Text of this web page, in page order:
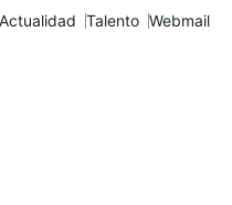
Actualidad Talento Webmail